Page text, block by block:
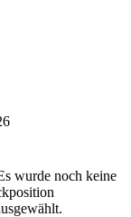
wurde noch keine